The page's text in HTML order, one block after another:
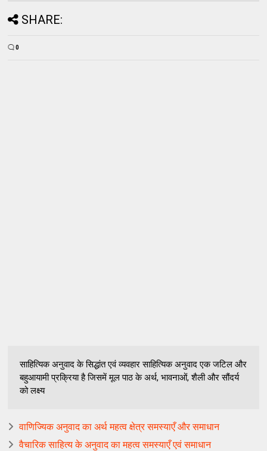
SHARE:
0
साहित्यिक अनुवाद के सिद्धांत एवं व्यवहार साहित्यिक अनुवाद एक जटिल और
बहुआयामी प्रक्रिया है जिसमें मूल पाठ के अर्थ, भावनाओं, शैली और सौंदर्य
को लक्ष्य
वाणिज्यिक अनुवाद का अर्थ महत्व क्षेत्र समस्याएँ और समाधान
वैचारिक साहित्य के अनुवाद का महत्व समस्याएँ एवं समाधान